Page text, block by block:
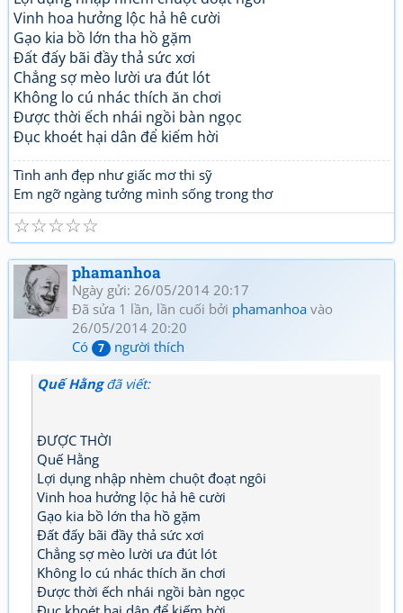
Vinh hoa hưởng lộc hả hê cười
Gạo kia bồ lớn tha hồ gặm
Đất đấy bãi đầy thả sức xơi
Chẳng sợ mèo lười ưa đút lót
Không lo cú nhác thích ăn chơi
Được thời ếch nhái ngồi bàn ngọc
Đục khoét hại dân để kiếm hời
Tình anh đẹp như giấc mơ thi sỹ
Em ngỡ ngàng tưởng mình sống trong thơ
☆
☆
☆
☆
☆
phamanhoa
Ngày gửi: 26/05/2014 20:17
Đã sửa 1 lần, lần cuối bởi phamanhoa vào
26/05/2014 20:20
Có
7 người thích
Quế Hằngđã viết:
ĐƯỢC THỜI
Quế Hằng
Lợi dụng nhập nhèm chuột đoạt ngôi
Vinh hoa hưởng lộc hả hê cười
Gạo kia bồ lớn tha hồ gặm
Đất đấy bãi đầy thả sức xơi
Chẳng sợ mèo lười ưa đút lót
Không lo cú nhác thích ăn chơi
Được thời ếch nhái ngồi bàn ngọc